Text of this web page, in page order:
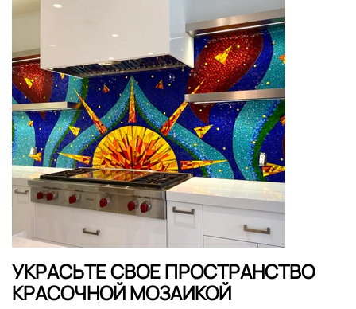
УКРАСЬТЕ СВОЕ ПРОСТРАНСТВО
КРАСОЧНОЙ МОЗАИКОЙ